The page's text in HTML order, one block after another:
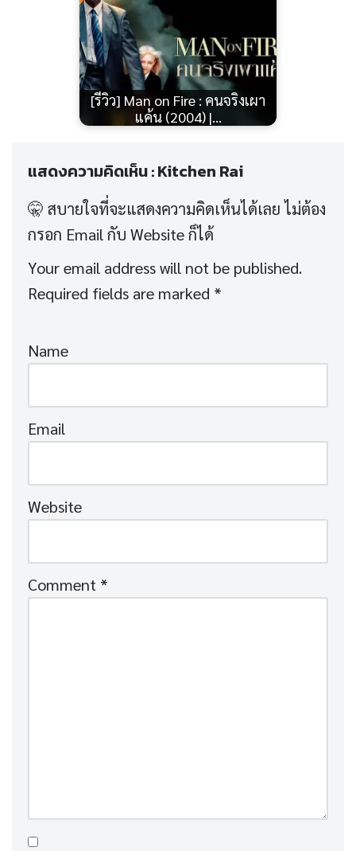
[รีวิว] Man on Fire : คนจริงเผา
แค้น (2004) |…
แสดงความคิดเห็น : Kitchen Rai
Your email address will not be published.
Required fields are marked *
Name
Email
Website
Comment *